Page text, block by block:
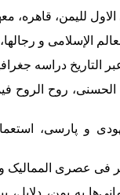
روح الروح
یهودی و پارسی،